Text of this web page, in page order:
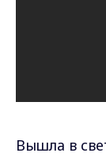
Вышла в